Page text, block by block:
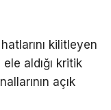
kilitleyen
aldığı kritik
açık